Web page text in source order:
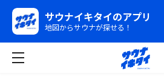
サウナイキタイのアプリ
地図からサウナが探せる！